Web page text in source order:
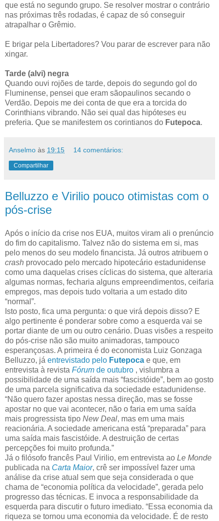
que está no segundo grupo. Se resolver mostrar o contrário
nas próximas três rodadas, é capaz de só conseguir
atrapalhar o Grêmio.
E brigar pela Libertadores? Vou parar de escrever para não
xingar.
Tarde (alvi) negra
Quando ouvi rojões de tarde, depois do segundo gol do
Fluminense, pensei que eram sãopaulinos secando o
Verdão. Depois me dei conta de que era a torcida do
Corinthians vibrando. Não sei qual das hipóteses eu
preferia. Que se manifestem os corintianos do Futepoca.
Anselmo às 19:15 14 comentários:
Compartilhar
Belluzzo e Virilio pouco otimistas com o
pós-crise
Após o início da crise nos EUA, muitos viram ali o prenúncio
do fim do capitalismo. Talvez não do sistema em si, mas
pelo menos do seu modelo financista. Já outros atribuem o
crash provocado pelo mercado hipotecário estadunidense
como uma daquelas crises cíclicas do sistema, que alteraria
algumas normas, fecharia alguns empreendimentos, ceifaria
empregos, mas depois tudo voltaria a um estado dito
“normal”.
Isto posto, fica uma pergunta: o que virá depois disso? E
algo pertinente é ponderar sobre como a esquerda vai se
portar diante de um ou outro cenário. Duas visões a respeito
do pós-crise não são muito animadoras, tampouco
esperançosas. A primeira é do economista Luiz Gonzaga
Belluzzo, já entrevistado pelo Futepoca e que, em
entrevista à revista Fórum de outubro , vislumbra a
possibilidade de uma saída mais “fascistóide”, bem ao gosto
de uma parcela significativa da sociedade estadunidense.
“Não quero fazer apostas nessa direção, mas se fosse
apostar no que vai acontecer, não o faria em uma saída
mais progressista tipo New Deal, mas em uma mais
reacionária. A sociedade americana está “preparada” para
uma saída mais fascistóide. A destruição de certas
percepções foi muito profunda.”
Já o filósofo francês Paul Virilio, em entrevista ao Le Monde
publicada na Carta Maior, crê ser impossível fazer uma
análise da crise atual sem que seja considerada o que
chama de “economia política da velocidade”, gerada pelo
progresso das técnicas. E invoca a responsabilidade da
esquerda para discutir o futuro imediato. “Essa economia da
riqueza se tornou uma economia da velocidade. É de resto